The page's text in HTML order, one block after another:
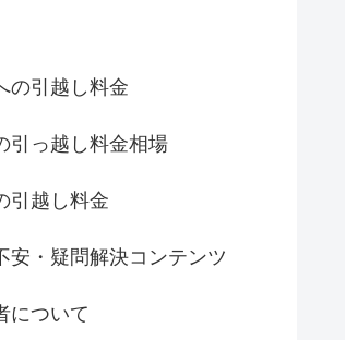
の引越し料金
引っ越し料金相場
引越し料金
安・疑問解決コンテンツ
について